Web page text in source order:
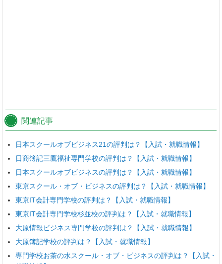
関連記事
日本スクールオブビジネス21の評判は？【入試・就職情報】
日商簿記三鷹福祉専門学校の評判は？【入試・就職情報】
日本スクールオブビジネスの評判は？【入試・就職情報】
東京スクール・オブ・ビジネスの評判は？【入試・就職情報】
東京IT会計専門学校の評判は？【入試・就職情報】
東京IT会計専門学校杉並校の評判は？【入試・就職情報】
大原情報ビジネス専門学校の評判は？【入試・就職情報】
大原簿記学校の評判は？【入試・就職情報】
専門学校お茶の水スクール・オブ・ビジネスの評判は？【入試・